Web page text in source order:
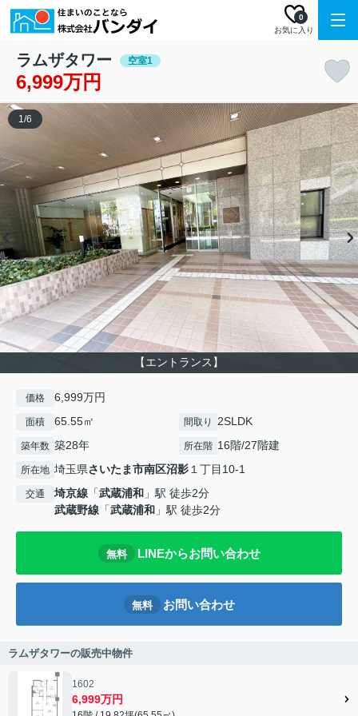
お気に入り
0
ラムザタワー 空室1
6,999万円
【エントランス】
1/6
価格 6,999万円
面積 65.55㎡ 間取り 2SLDK
築年数 築28年 所在階 16階/27階建
所在地 埼玉県さいたま市南区沼影１丁目10-1
交通 埼京線 「武蔵浦和 」駅 徒歩2分
武蔵野線 「武蔵浦和 」駅 徒歩2分
無料 LINEからお問い合わせ
無料 お問い合わせ
ラムザタワーの販売中物件
1602
6,999万円